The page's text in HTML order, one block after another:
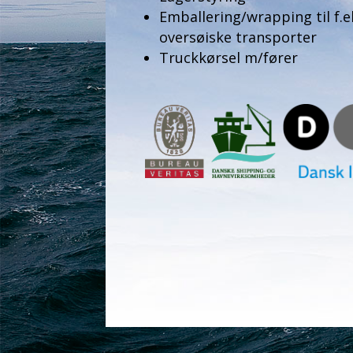
Emballering/wrapping til
oversøiske transporter
Truckkørsel m/fører